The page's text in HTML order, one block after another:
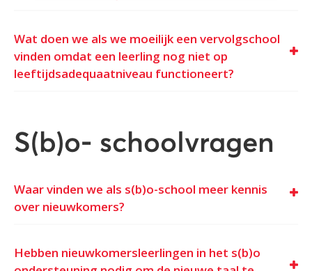
Wat doen we als we moeilijk een vervolgschool
vinden omdat een leerling nog niet op
leeftijdsadequaatniveau functioneert?
S(b)o- schoolvragen
Waar vinden we als s(b)o-school meer kennis
over nieuwkomers?
Hebben nieuwkomersleerlingen in het s(b)o